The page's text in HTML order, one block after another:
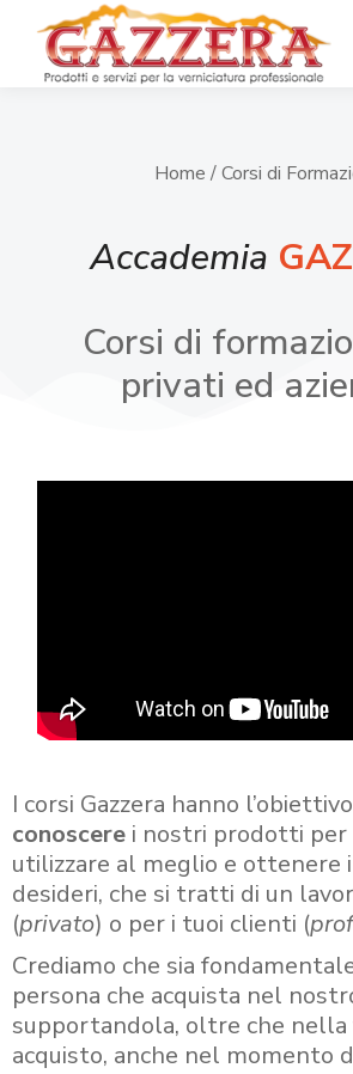
Home / Corsi di
Accademia
Corsi di
privati ed
I corsi Gazzera hanno
conoscere i nostri prodotti
utilizzare al meglio e ottenere
desideri, che si tratti di un
(privato) o per i tuoi clienti (
Crediamo che sia
persona che acquista nel
supportandola, oltre che nella
acquisto, anche nel momento